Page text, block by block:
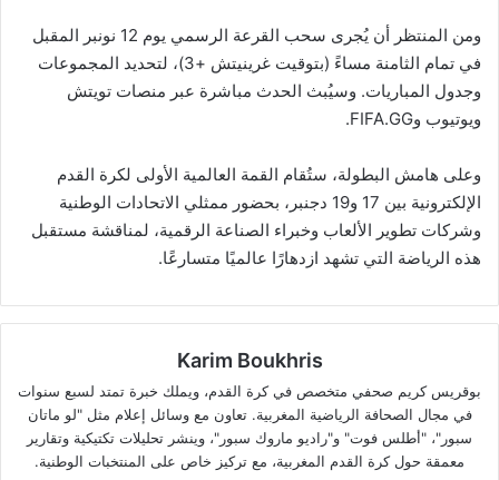
ومن المنتظر أن يُجرى سحب القرعة الرسمي يوم 12 نونبر المقبل
في تمام الثامنة مساءً (بتوقيت غرينيتش +3)، لتحديد المجموعات
وجدول المباريات. وسيُبث الحدث مباشرة عبر منصات تويتش
ويوتيوب وFIFA.GG.
وعلى هامش البطولة، ستُقام القمة العالمية الأولى لكرة القدم
الإلكترونية بين 17 و19 دجنبر، بحضور ممثلي الاتحادات الوطنية
وشركات تطوير الألعاب وخبراء الصناعة الرقمية، لمناقشة مستقبل
هذه الرياضة التي تشهد ازدهارًا عالميًا متسارعًا.
Karim Boukhris
بوقريس كريم صحفي متخصص في كرة القدم، ويملك خبرة تمتد لسبع سنوات
في مجال الصحافة الرياضية المغربية. تعاون مع وسائل إعلام مثل "لو ماتان
سبور"، "أطلس فوت" و"راديو ماروك سبور"، وينشر تحليلات تكتيكية وتقارير
معمقة حول كرة القدم المغربية، مع تركيز خاص على المنتخبات الوطنية.